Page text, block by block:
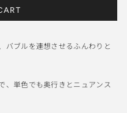
バブルを連想させるふんわりと
、単色でも奥行きとニュアンス